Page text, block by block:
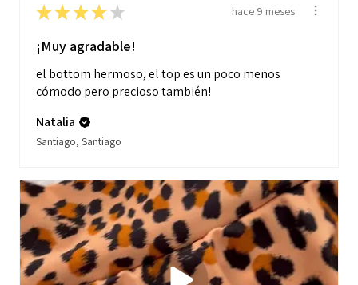
★★★★ ★ hace 9 meses
¡Muy agradable!
el bottom hermoso, el top es un poco menos
cómodo pero precioso también!
Natalia
Santiago, Santiago